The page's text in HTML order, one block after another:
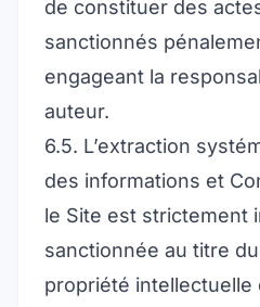
de constituer des
sanctionnés
engageant la
auteur.
6.5. L’extraction
des informations et
le Site est strictement
sanctionnée au titre
propriété intellectuelle